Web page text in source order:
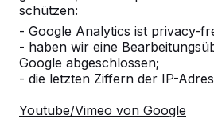
schützen:
- Google Analytics ist privacy-
- haben wir eine
Google abgeschlossen;
- die letzten Ziffern der IP-
Youtube/Vimeo von Google
Kategorie
Alles anzeigen
Ort oder Postleitzahl suchen